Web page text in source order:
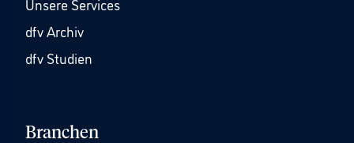
Unsere Services
dfv Archiv
dfv Studien
Branchen